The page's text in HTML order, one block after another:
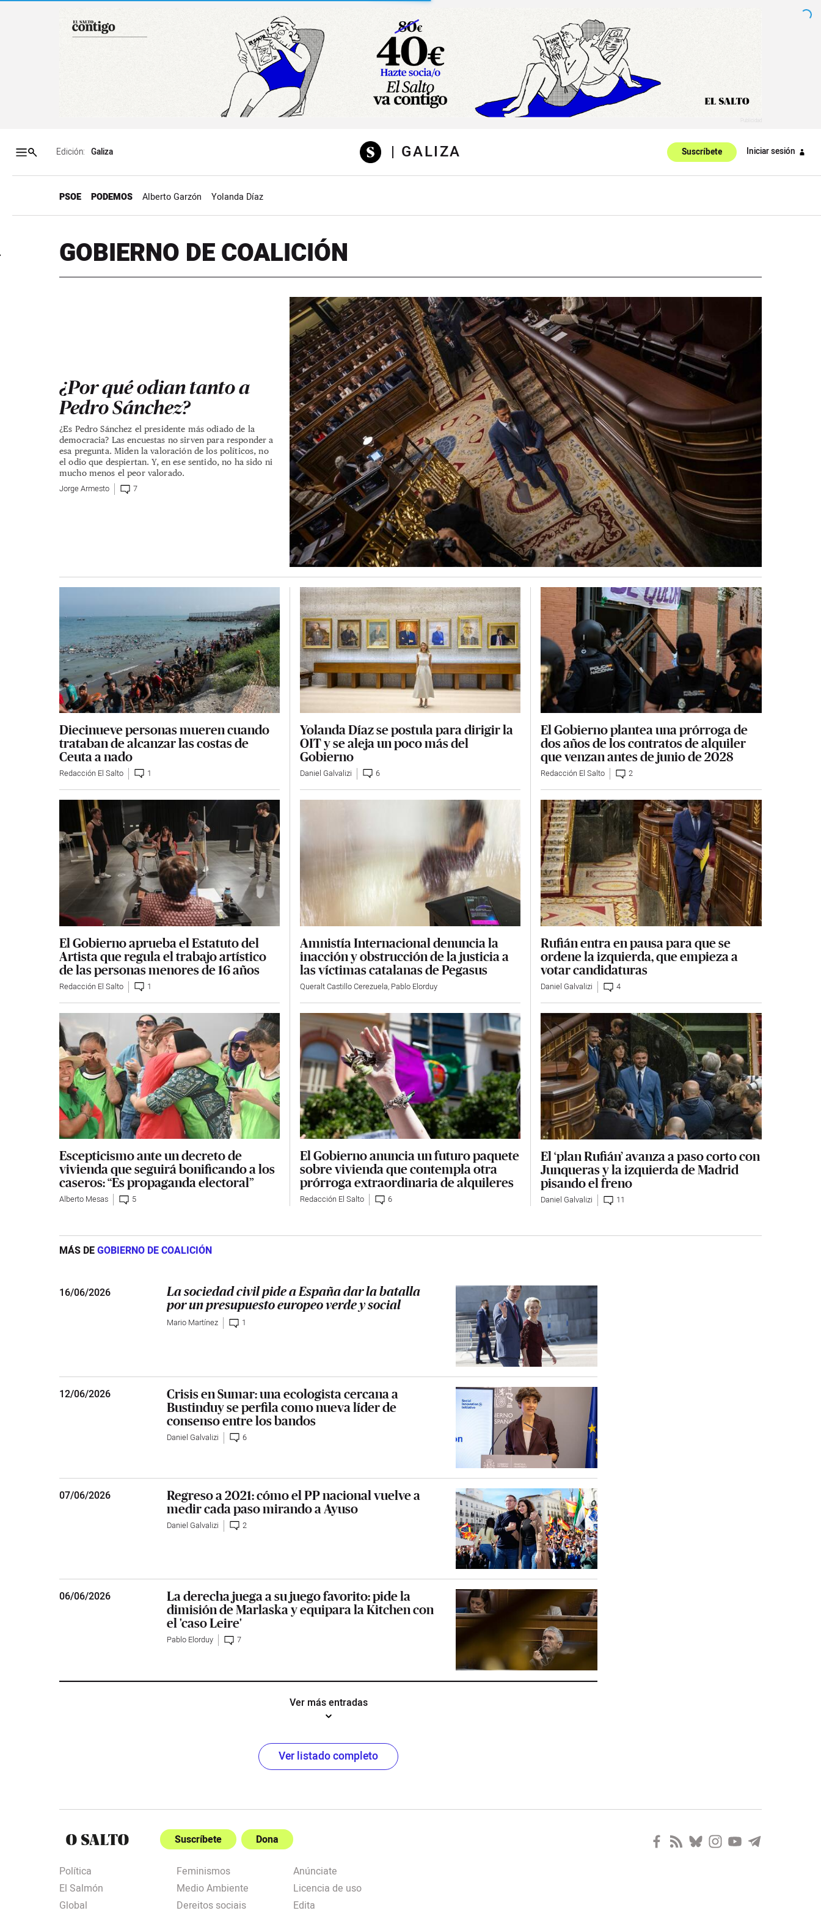
Edición: | GALIZA Suscríbete Iniciar sesión
PSOE PODEMOS Alberto Garzón Yolanda Díaz
GOBIERNO DE COALICIÓN
¿Por qué odian tanto a
Pedro Sánchez?
¿Es Pedro Sánchez el presidente más odiado de la
democracia? Las encuestas no sirven para responder a
esa pregunta. Miden la valoración de los políticos, no
el odio que despiertan. Y, en ese sentido, no ha sido ni
mucho menos el peor valorado.
Jorge Armesto 7
Diecinueve personas mueren cuando
trataban de alcanzar las costas de
Ceuta a nado
Redacción El Salto 1
Yolanda Díaz se postula para dirigir la
OIT y se aleja un poco más del
Gobierno
Daniel Galvalizi 6
El Gobierno plantea una prórroga de
dos años de los contratos de alquiler
que venzan antes de junio de 2028
Redacción El Salto 2
El Gobierno aprueba el Estatuto del
Artista que regula el trabajo artístico
de las personas menores de 16 años
Redacción El Salto 1
Amnistía Internacional denuncia la
inacción y obstrucción de la justicia a
las víctimas catalanas de Pegasus
Queralt Castillo Cerezuela, Pablo Elorduy
Rufián entra en pausa para que se
ordene la izquierda, que empieza a
votar candidaturas
Daniel Galvalizi 4
Escepticismo ante un decreto de
vivienda que seguirá bonificando a los
caseros: “Es propaganda electoral”
Alberto Mesas 5
El Gobierno anuncia un futuro paquete
sobre vivienda que contempla otra
prórroga extraordinaria de alquileres
Redacción El Salto 6
El ‘plan Rufián’ avanza a paso corto con
Junqueras y la izquierda de Madrid
pisando el freno
Daniel Galvalizi 11
MÁS DEGOBIERNO DE COALICIÓN
16/06/2026
La sociedad civil pide a España dar la batalla
por un presupuesto europeo verde y social
Mario Martínez 1
12/06/2026
Crisis en Sumar: una ecologista cercana a
Bustinduy se perfila como nueva líder de
consenso entre los bandos
Daniel Galvalizi 6
07/06/2026
Regreso a 2021: cómo el PP nacional vuelve a
medir cada paso mirando a Ayuso
Daniel Galvalizi 2
06/06/2026
La derecha juega a su juego favorito: pide la
dimisión de Marlaska y equipara la Kitchen con
el 'caso Leire'
Pablo Elorduy 7
Ver más entradas
Ver listado completo
Suscríbete Dona
Política
El Salmón
Global
Feminismos
Medio Ambiente
Dereitos sociais
Anúnciate
Licencia de uso
Edita